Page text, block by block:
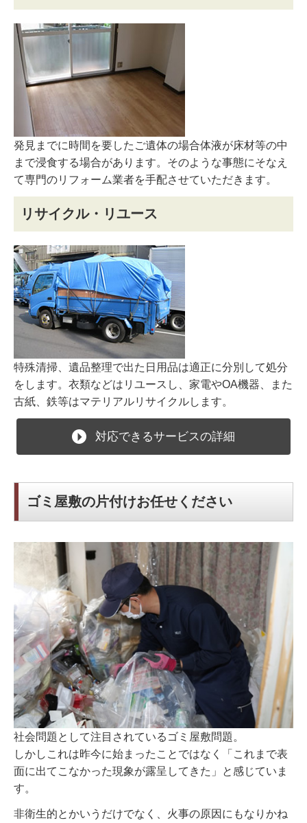
発見までに時間を要したご遺体の場合体液が床材等の中
まで浸食する場合があります。そのような事態にそなえ
て専門のリフォーム業者を手配させていただきます。
リサイクル・リユース
特殊清掃、遺品整理で出た日用品は適正に分別して処分
をします。衣類などはリユースし、家電やOA機器、また
古紙、鉄等はマテリアルリサイクルします。
対応できるサービスの詳細
ゴミ屋敷の片付けお任せください
社会問題として注目されているゴミ屋敷問題。
しかしこれは昨今に始まったことではなく「これまで表
面に出てこなかった現象が露呈してきた」と感じていま
す。
非衛生的とかいうだけでなく、火事の原因にもなりかね